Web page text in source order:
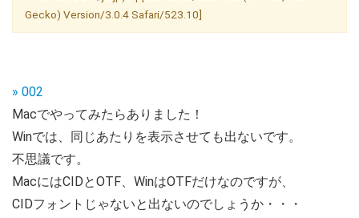
Gecko) Version/3.0.4 Safari/523.10]
» 002
Macでやってみたらありました！
Winでは、同じあたりを表示させても出ないです。
不思議です。
MacにはCIDとOTF、WinはOTFだけなのですが、
CIDフォントじゃないと出ないのでしょうか・・・